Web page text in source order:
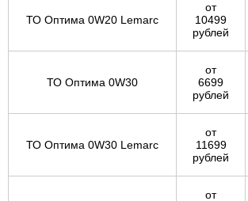
ТО Оптима 0W20 Lemarc
от
10499
рублей
ТО Оптима 0W30
от
6699
рублей
ТО Оптима 0W30 Lemarc
от
11699
рублей
от